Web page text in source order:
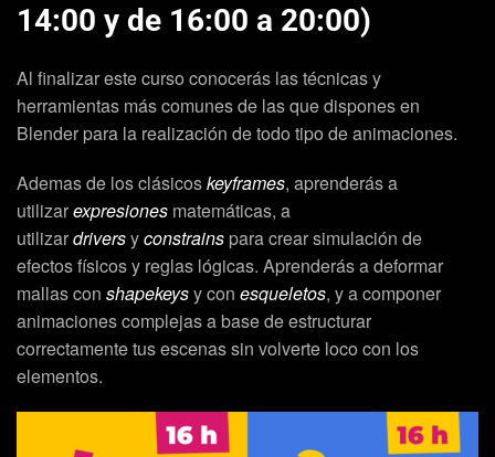
14:00 y de 16:00 a 20:00)
Al finalizar este curso conocerás las técnicas y
herramientas más comunes de las que dispones en
Blender para la realización de todo tipo de animaciones.
Ademas de los clásicoskeyframes, aprenderás a
utilizarexpresiones matemáticas, a
utilizardriversyconstrains para crear simulación de
efectos físicos y reglas lógicas. Aprenderás a deformar
mallas con shapekeysy con esqueletos, y a componer
animaciones complejas a base de estructurar
correctamente tus escenas sin volverte loco con los
elementos.